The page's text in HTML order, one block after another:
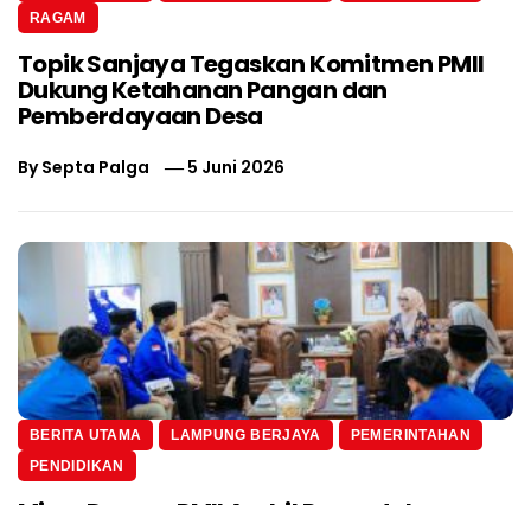
RAGAM
Topik Sanjaya Tegaskan Komitmen PMII
Dukung Ketahanan Pangan dan
Pemberdayaan Desa
BySepta Palga 5 Juni 2026
BERITA UTAMA LAMPUNG BERJAYA
PEMERINTAHAN
PENDIDIKAN